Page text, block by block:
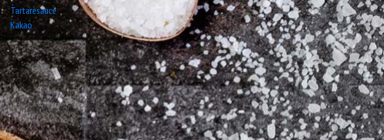
Beitrags-
Navigation
Tartaresauce
Kakao